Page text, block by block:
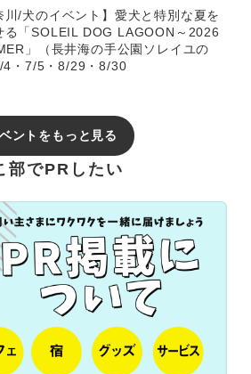
川/犬のイベント】愛犬と特別な夏を
る「SOLEIL DOG LAGOON～2026
」（長井海の手公園ソレイユの
4・7/5・8/29・8/30
ントをもっと見る
部でPRしたい